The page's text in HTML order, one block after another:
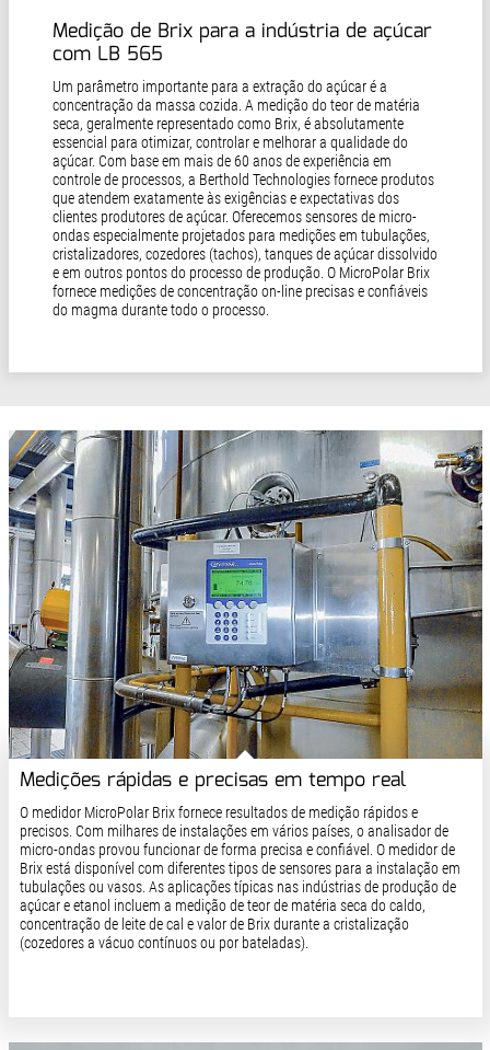
Medição de Brix para a indústria de açúcar
com LB 565
Um parâmetro importante para a extração do açúcar é a
concentração da massa cozida. A medição do teor de matéria
seca, geralmente representado como Brix, é absolutamente
essencial para otimizar, controlar e melhorar a qualidade do
açúcar. Com base em mais de 60 anos de experiência em
controle de processos, a Berthold Technologies fornece produtos
que atendem exatamente às exigências e expectativas dos
clientes produtores de açúcar. Oferecemos sensores de micro-
ondas especialmente projetados para medições em tubulações,
cristalizadores, cozedores (tachos), tanques de açúcar dissolvido
e em outros pontos do processo de produção. O MicroPolar Brix
fornece medições de concentração on-line precisas e confiáveis
do magma durante todo o processo.
Medições rápidas e precisas em tempo real
O medidor MicroPolar Brix fornece resultados de medição rápidos e
precisos. Com milhares de instalações em vários países, o analisador de
micro-ondas provou funcionar de forma precisa e confiável. O medidor de
Brix está disponível com diferentes tipos de sensores para a instalação em
tubulações ou vasos. As aplicações típicas nas indústrias de produção de
açúcar e etanol incluem a medição de teor de matéria seca do caldo,
concentração de leite de cal e valor de Brix durante a cristalização
(cozedores a vácuo contínuos ou por bateladas).